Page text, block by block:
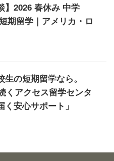
】2026 春休み 中学
期留学｜アメリカ・ロ
生の短期留学なら。
くアクセス留学センタ
く安心サポート」